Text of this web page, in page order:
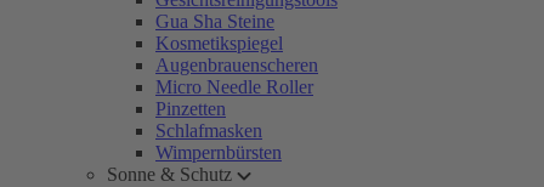
Gua Sha Steine
Kosmetikspiegel
Augenbrauenscheren
Micro Needle Roller
Pinzetten
Schlafmasken
Wimpernbürsten
Sonne & Schutz